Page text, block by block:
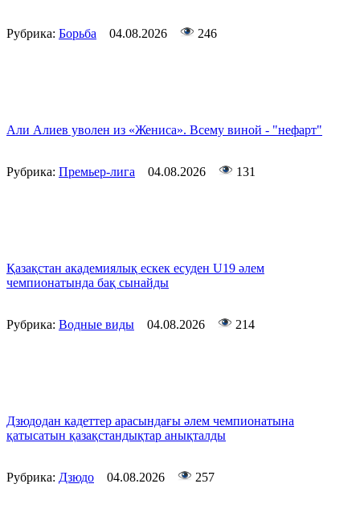
Рубрика: Борьба 04.08.2026 246
Али Алиев уволен из «Жениса». Всему виной - "нефарт"
Рубрика: Премьер-лига 04.08.2026 131
Қазақстан академиялық ескек есуден U19 әлем
чемпионатында бақ сынайды
Рубрика: Водные виды 04.08.2026 214
Дзюдодан кадеттер арасындағы әлем чемпионатына
қатысатын қазақстандықтар анықталды
Рубрика: Дзюдо 04.08.2026 257